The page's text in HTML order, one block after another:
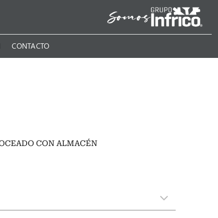
CONTACTO
CON ALMACÉN